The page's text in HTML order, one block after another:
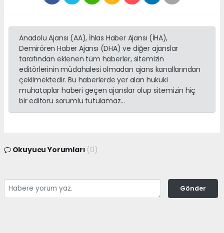
Anadolu Ajansı (AA), İhlas Haber Ajansı (İHA),
Demirören Haber Ajansı (DHA) ve diğer ajanslar
tarafından eklenen tüm haberler, sitemizin
editörlerinin müdahalesi olmadan ajans kanallarından
çekilmektedir. Bu haberlerde yer alan hukuki
muhataplar haberi geçen ajanslar olup sitemizin hiç
bir editörü sorumlu tutulamaz...
Okuyucu Yorumları (0)
Gönder